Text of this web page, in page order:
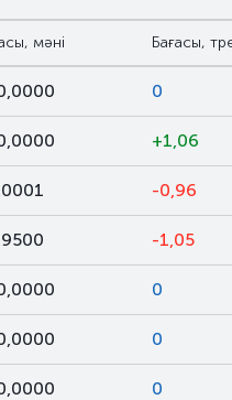
мәні Бағасы,
0
+1,06
-0,96
-1,05
0
0
0